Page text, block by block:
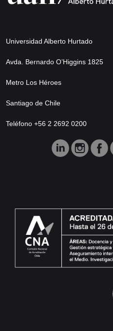
Universidad Alberto Hurtado
Avda. Bernardo O’Higgins 1825
Metro Los Héroes
Santiago de Chile
Teléfono +56 2 2692 0200